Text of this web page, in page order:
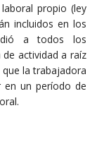
propio (ley
incluidos en los
a todos los
actividad a raíz
la trabajadora
en un período de